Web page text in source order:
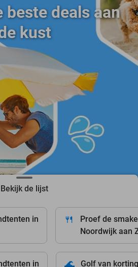
beste deals aan
kust
Bekijk de lijst
in
🍴
Proef de
Noordwijk aan
in
🌊
Golf van